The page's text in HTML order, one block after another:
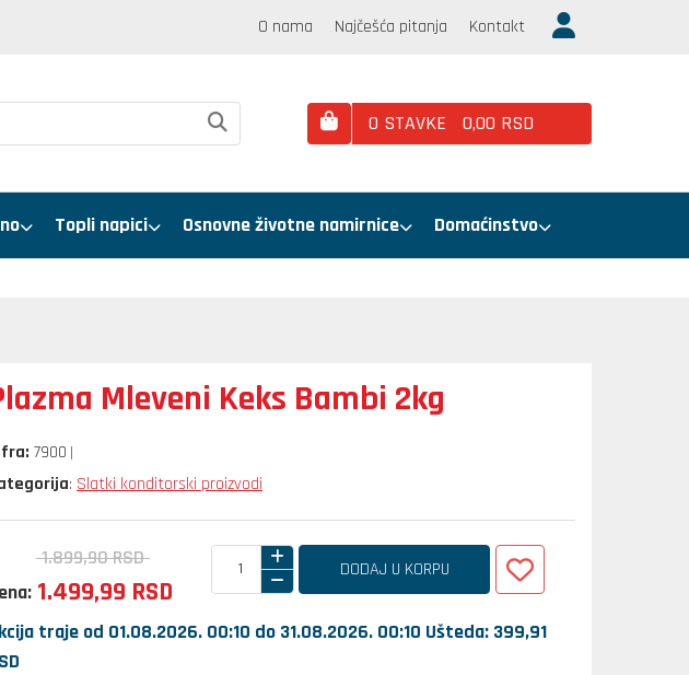
O nama Najčešća pitanja Kontakt
0 STAVKE 0,00 RSD
Topli napici Osnovne životne namirnice Domaćinstvo
Mleveni Keks Bambi 2kg
7900
: Slatki konditorski proizvodi
1.899,90RSD
1.499,99 RSD
DODAJ U KORPU
traje od 01.08.2026. 00:10 do 31.08.2026. 00:10 Ušteda: 399,91